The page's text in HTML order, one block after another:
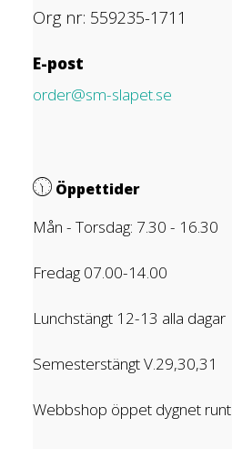
Org nr: 559235-1711
E-post
order@sm-slapet.se
Öppettider
Mån - Torsdag: 7.30 - 16.30
Fredag 07.00-14.00
Lunchstängt 12-13 alla dagar
Semesterstängt V.29,30,31
Webbshop öppet dygnet runt